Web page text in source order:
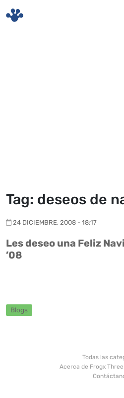
Tag: deseos de
24 DICIEMBRE, 2008 - 18:17
Les deseo una Feliz
’08
Blogs
Todas las
Acerca de Frogx Three